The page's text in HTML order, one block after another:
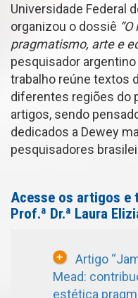
Universidade Federal
organizou o dossiê
pragmatismo, arte e
pesquisador argentino
trabalho reúne textos
diferentes regiões do
artigos, sendo
dedicados a Dewey
pesquisadores
Acesse os artigos e
Prof.ª Dr.ª Laura
Artigo
Mead:
estética